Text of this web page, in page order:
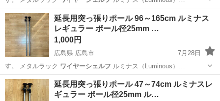
広島 広島市 収納家具 ポール
延長用突っ張りポール 96～165cm ルミナス
レギュラー ポール径25mm …
1,000円
広島県 広島市
7月28日
す。 メタルラック ワイヤーシェルフ ルミナス（Luminous）…
広島 広島市 収納家具 ポール
延長用突っ張りポール 47～74cm ルミナスレ
ギュラー ポール径25mm ル…